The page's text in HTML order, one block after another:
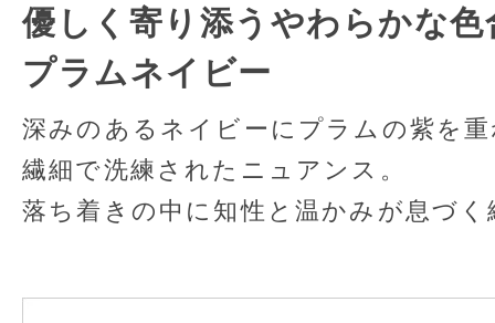
優しく寄り添うやわらかな色
プラムネイビー
深みのあるネイビーにプラムの紫を
繊細で洗練されたニュアンス。
落ち着きの中に知性と温かみが息づ